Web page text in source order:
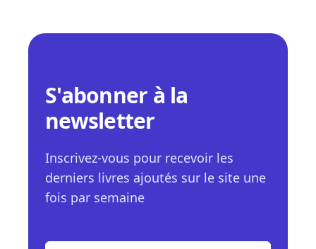
S'abonner à la
newsletter
Inscrivez-vous pour recevoir les
derniers livres ajoutés sur le site une
fois par semaine